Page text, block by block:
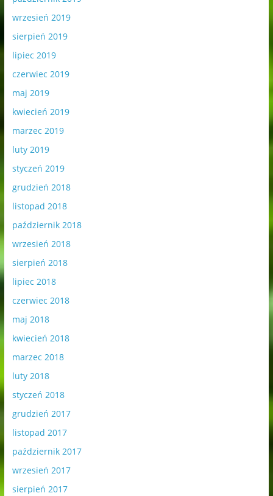
wrzesień 2019
sierpień 2019
lipiec 2019
czerwiec 2019
maj 2019
kwiecień 2019
marzec 2019
luty 2019
styczeń 2019
grudzień 2018
listopad 2018
październik 2018
wrzesień 2018
sierpień 2018
lipiec 2018
czerwiec 2018
maj 2018
kwiecień 2018
marzec 2018
luty 2018
styczeń 2018
grudzień 2017
listopad 2017
październik 2017
wrzesień 2017
sierpień 2017